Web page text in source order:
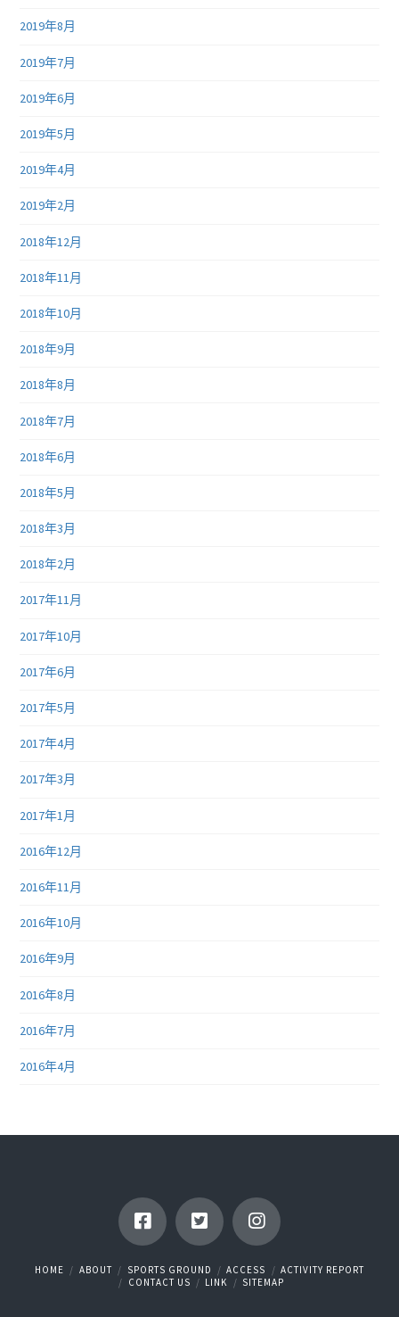
2019年8月
2019年7月
2019年6月
2019年5月
2019年4月
2019年2月
2018年12月
2018年11月
2018年10月
2018年9月
2018年8月
2018年7月
2018年6月
2018年5月
2018年3月
2018年2月
2017年11月
2017年10月
2017年6月
2017年5月
2017年4月
2017年3月
2017年1月
2016年12月
2016年11月
2016年10月
2016年9月
2016年8月
2016年7月
2016年4月
HOME ABOUT SPORTS GROUND ACCESS
ACTIVITY REPORT
CONTACT US
LINK SITEMAP